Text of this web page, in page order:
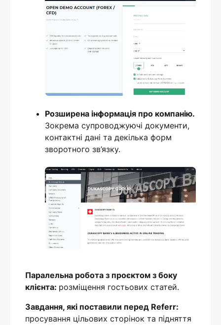
Розширена інформація про компанію.
Зокрема супроводжуючі документи,
контактні дані та декілька форм
зворотного зв’язку.
Паралельна робота з проєктом з боку
клієнта: розміщення гостьових статей.
Завдання, які поставили перед Referr:
просування цільових сторінок та підняття